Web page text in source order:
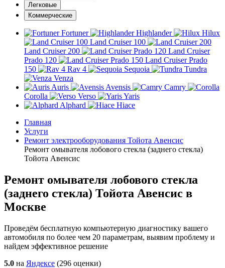
Легковые
Коммерческие
Fortuner Highlander
Hilux
Land Cruiser 100
Land Cruiser 200
Land Cruiser
Prado 120
Land Cruiser Prado
150
Rav 4 Sequoia
Tundra
Venza
Auris
Avensis
Camry
Corolla
Verso
Yaris
Alphard
Hiace
Главная
Услуги
Ремонт электрооборудования Тойота Авенсис
Ремонт омывателя лобового стекла (заднего стекла)
Тойота Авенсис
Ремонт омывателя лобового стекла
(заднего стекла) Тойота Авенсис в
Москве
Проведём бесплатную компьютерную диагностику вашего
автомобиля по более чем 20 параметрам, выявим проблему и
найдем эффективное решение
5.0 на Яндексе (296 оценки)